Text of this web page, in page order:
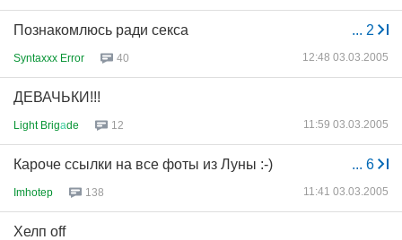
... 2
Познакомлюсь ради секса
Syntaxxx Error 40 12:48 03.03.2005
ДЕВАЧЬКИ!!!
Light Brigаde 12 11:59 03.03.2005
... 6
Кароче ссылки на все фоты из Луны :-)
Imhotep 138 11:41 03.03.2005
Хелп off